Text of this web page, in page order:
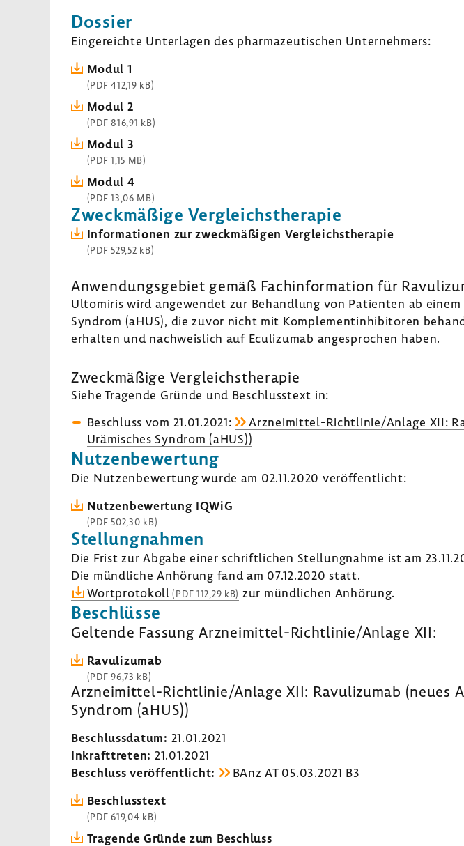
Dossier
Einge­reichte Unter­lagen des phar­ma­zeu­ti­schen Unter­neh­mers:
Modul 1
(PDF 412,19 kB)
Modul 2
(PDF 816,91 kB)
Modul 3
(PDF 1,15 MB)
Modul 4
(PDF 13,06 MB)
Zweck­mä­ßige Vergleichs­the­rapie
Infor­ma­tionen zur zweck­mä­ßigen Vergleichs­the­rapie
(PDF 529,52 kB)
Anwen­dungs­ge­biet gemäß Fach­in­for­ma­tion für
Ulto­miris wird ange­wendet zur Behand­lung von Pati­enten ab
Syndrom (aHUS), die zuvor nicht mit Komple­ment­in­hi­bi­toren
erhalten und nach­weis­lich auf Eculi­zumab ange­spro­chen haben.
Zweck­mä­ßige Vergleichs­the­rapie
Siehe Tragende Gründe und Beschluss­text in:
Beschluss vom 21.01.2021:
Arzneimittel-​​​​Richt­linie/Anlage XII:
Urämisches Syndrom (aHUS))
Nutzen­be­wer­tung
Die Nutzen­be­wer­tung wurde am 02.11.2020 veröf­fent­licht:
Nutzen­be­wer­tung IQWiG
(PDF 502,30 kB)
Stel­lung­nahmen
Die Frist zur Abgabe einer schrift­li­chen Stel­lung­nahme ist am
Die münd­liche Anhö­rung fand am 07.12.2020 statt.
Wort­pro­to­koll (PDF 112,29 kB) zur münd­li­chen Anhö­rung.
Beschlüsse
Geltende Fassung Arzneimittel-​Richtlinie/Anlage XII:
Ravu­li­zumab
(PDF 96,73 kB)
Arzneimittel-​​​​Richt­linie/Anlage XII: Ravu­li­zumab (neues
Syndrom (aHUS))
Beschluss­datum: 21.01.2021
Inkraft­treten: 21.01.2021
Beschluss veröf­fent­licht:
BAnz AT 05.03.2021 B3
Beschluss­text
(PDF 619,04 kB)
Tragende Gründe zum Beschluss